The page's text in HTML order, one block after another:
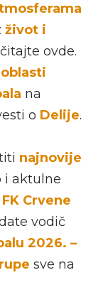
život i
ovde.
na
o Delije.
najnovije
i aktulne
Crvene
vodič
2026. –
sve na